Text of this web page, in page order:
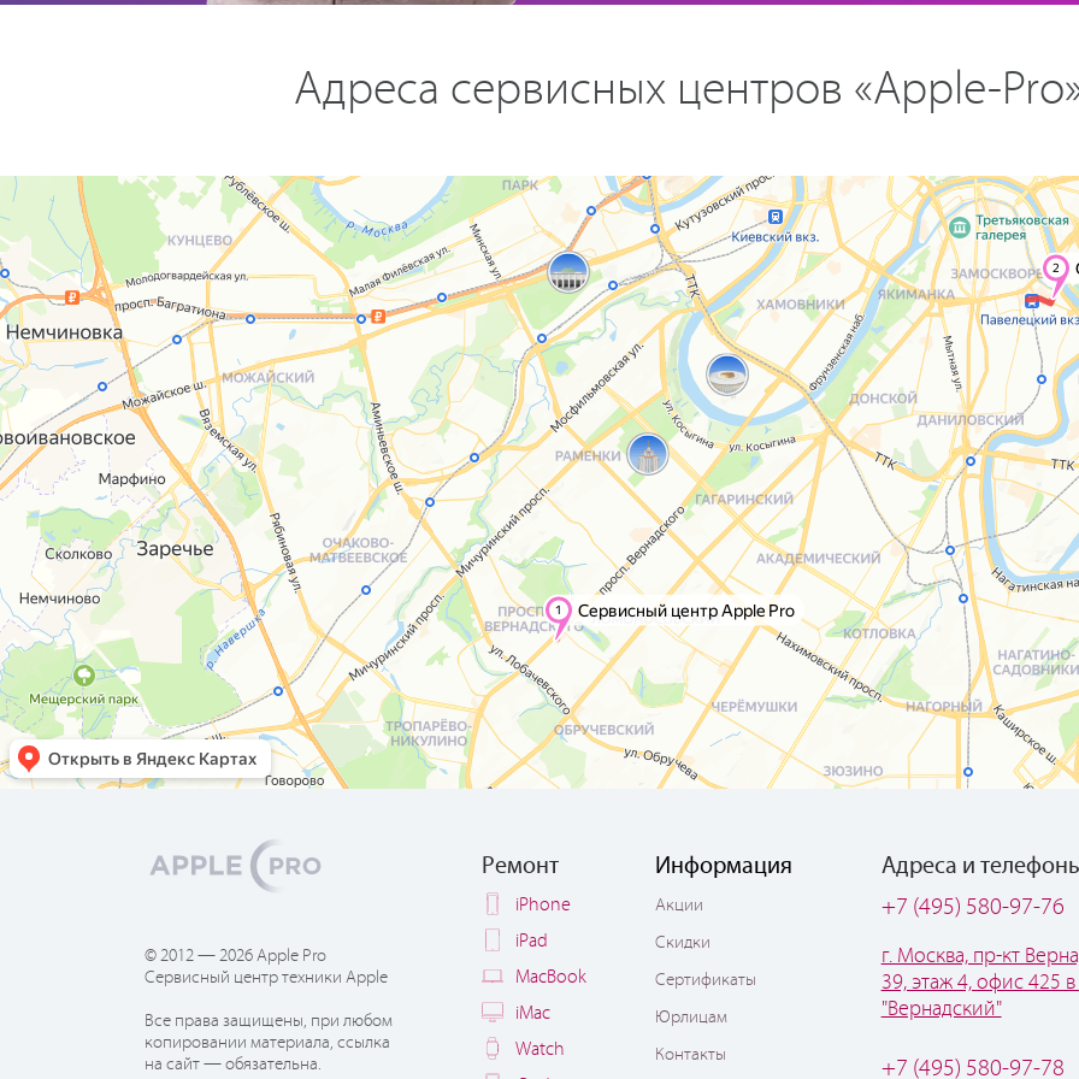
Адреса сервисных центров «Apple-
© 2012 — 2026 Apple Pro
Сервисный центр техники Apple
Все права защищены, при любом
копировании материала, ссылка
на сайт — обязательна.
Ремонт
iPhone
iPad
MacBook
iMac
Watch
Информация
Акции
Скидки
Сертификаты
Юрлицам
Контакты
Адреса и
+7 (495) 580-97-76
г. Москва, пр-кт
39, этаж 4, офис 425
"Вернадский"
+7 (495) 580-97-78